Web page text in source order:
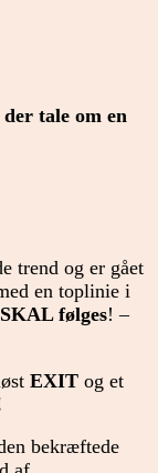
tale om en
trend og er gået
en toplinie i
følges! –
EXIT og et
bekræftede